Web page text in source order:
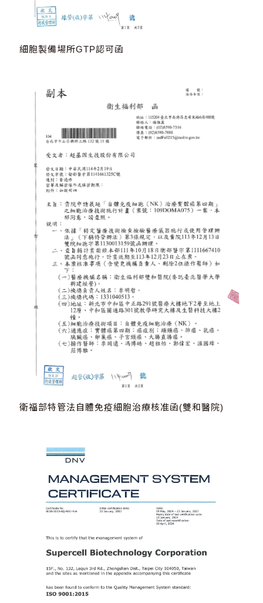
細胞製備場所GTP認可函
衛福部特管法自體免疫細胞治療核准函(雙和醫院)